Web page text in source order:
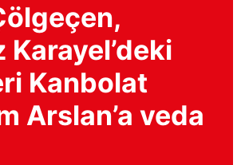
Karayel’deki
Kanbolat
Arslan’a veda